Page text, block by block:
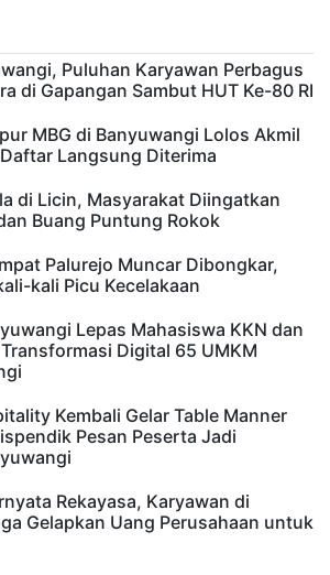
Puluhan Karyawan Perbagus
di Gapangan Sambut HUT Ke-80 RI
MBG di Banyuwangi Lolos Akmil
Langsung Diterima
di Licin, Masyarakat Diingatkan
Buang Puntung Rokok
Palurejo Muncar Dibongkar,
kali Picu Kecelakaan
Lepas Mahasiswa KKN dan
Digital 65 UMKM
Kembali Gelar Table Manner
Pesan Peserta Jadi
Rekayasa, Karyawan di
Gelapkan Uang Perusahaan untuk